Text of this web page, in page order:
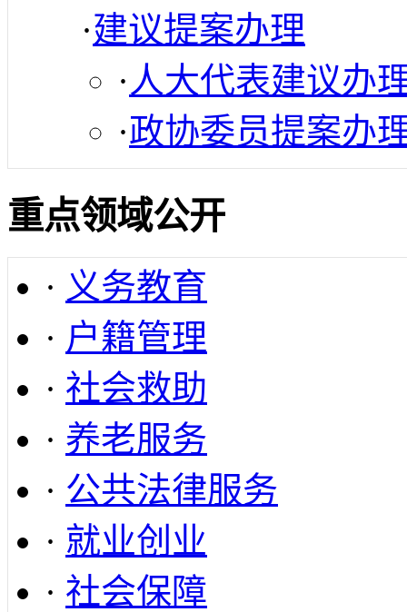
·建议提案办理
· 人大代表建议办
·政协委员提案办
重点领域公开
· 义务教育
· 户籍管理
· 社会救助
· 养老服务
· 公共法律服务
· 就业创业
· 社会保障